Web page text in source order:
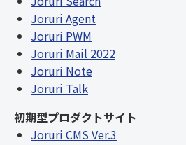
Joruri Agent
Joruri PWM
Joruri Mail 2022
Joruri Note
Joruri Talk
初期型プロダクトサイト
Joruri CMS Ver.3